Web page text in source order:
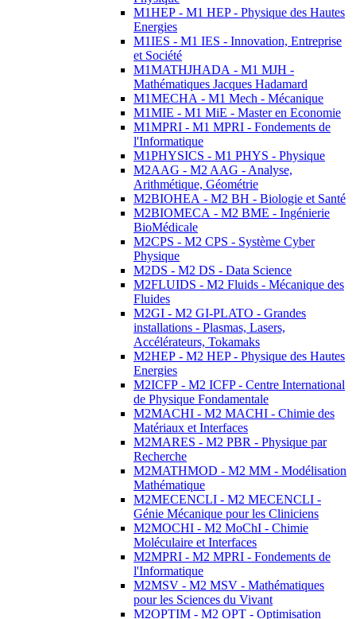
M1HEP - M1 HEP - Physique des Hautes
Energies
M1IES - M1 IES - Innovation, Entreprise
et Société
M1MATHJHADA - M1 MJH -
Mathématiques Jacques Hadamard
M1MECHA - M1 Mech - Mécanique
M1MIE - M1 MiE - Master en Economie
M1MPRI - M1 MPRI - Fondements de
l'Informatique
M1PHYSICS - M1 PHYS - Physique
M2AAG - M2 AAG - Analyse,
Arithmétique, Géométrie
M2BIOHEA - M2 BH - Biologie et Santé
M2BIOMECA - M2 BME - Ingénierie
BioMédicale
M2CPS - M2 CPS - Système Cyber
Physique
M2DS - M2 DS - Data Science
M2FLUIDS - M2 Fluids - Mécanique des
Fluides
M2GI - M2 GI-PLATO - Grandes
installations - Plasmas, Lasers,
Accélérateurs, Tokamaks
M2HEP - M2 HEP - Physique des Hautes
Energies
M2ICFP - M2 ICFP - Centre International
de Physique Fondamentale
M2MACHI - M2 MACHI - Chimie des
Matériaux et Interfaces
M2MARES - M2 PBR - Physique par
Recherche
M2MATHMOD - M2 MM - Modélisation
Mathématique
M2MECENCLI - M2 MECENCLI -
Génie Mécanique pour les Cliniciens
M2MOCHI - M2 MoChI - Chimie
Moléculaire et Interfaces
M2MPRI - M2 MPRI - Fondements de
l'Informatique
M2MSV - M2 MSV - Mathématiques
pour les Sciences du Vivant
M2OPTIM - M2 OPT - Optimisation